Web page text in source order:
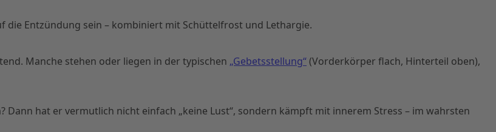
die Entzündung sein – kombiniert mit Schüttelfrost und Lethargie.
Manche stehen oder liegen in der typischen „Gebetsstellung“(Vorderkörper flach, Hinterteil oben),
hat er vermutlich nicht einfach „keine Lust“, sondern kämpft mit innerem Stress – im wahrsten